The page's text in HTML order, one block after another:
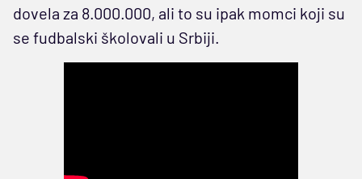
dovela za 8.000.000, ali to su ipak momci koji su
se fudbalski školovali u Srbiji.